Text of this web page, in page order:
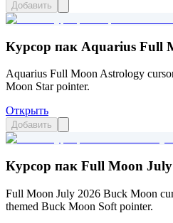
Добавить
Курсор пак Aquarius Full
Aquarius Full Moon Astrology
Moon Star pointer.
Открыть
Добавить
Курсор пак Full Moon
Full Moon July 2026 Buck Moon
themed Buck Moon Soft pointer.